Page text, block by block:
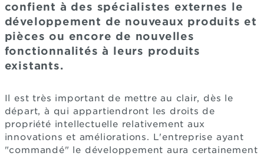
confient à des spécialistes externes le
développement de nouveaux produits et
pièces ou encore de nouvelles
fonctionnalités à leurs produits
existants.
Il est très important de mettre au clair, dès le
départ, à qui appartiendront les droits de
propriété intellectuelle relativement aux
innovations et améliorations. L'entreprise ayant
"commandé" le développement aura certainement